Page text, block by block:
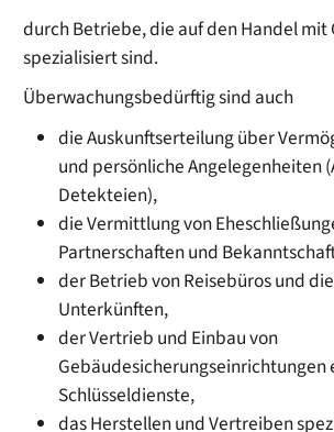
durch Betriebe, die auf den Handel
spezialisiert sind.
Überwachungsbedürftig sind auch
die Auskunftserteilung über
und persönliche Angelegenheiten
Detekteien),
die Vermittlung von
Partnerschaften und
der Betrieb von Reisebüros und
Unterkünften,
der Vertrieb und Einbau von
Schlüsseldienste,
das Herstellen und Vertreiben